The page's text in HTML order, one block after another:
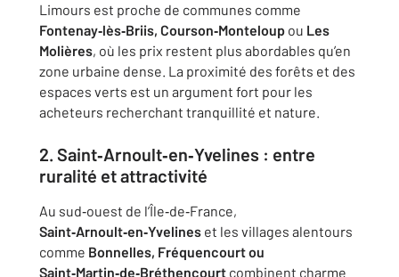
Limours est proche de communes comme
Fontenay‑lès‑Briis, Courson‑Monteloup ou Les
Molières, où les prix restent plus abordables qu’en
zone urbaine dense. La proximité des forêts et des
espaces verts est un argument fort pour les
acheteurs recherchant tranquillité et nature.
2. Saint‑Arnoult‑en‑Yvelines : entre
ruralité et attractivité
Au sud‑ouest de l’Île‑de‑France,
Saint‑Arnoult‑en‑Yvelines et les villages alentours
comme Bonnelles, Fréquencourt ou
Saint‑Martin‑de‑Bréthencourt combinent charme